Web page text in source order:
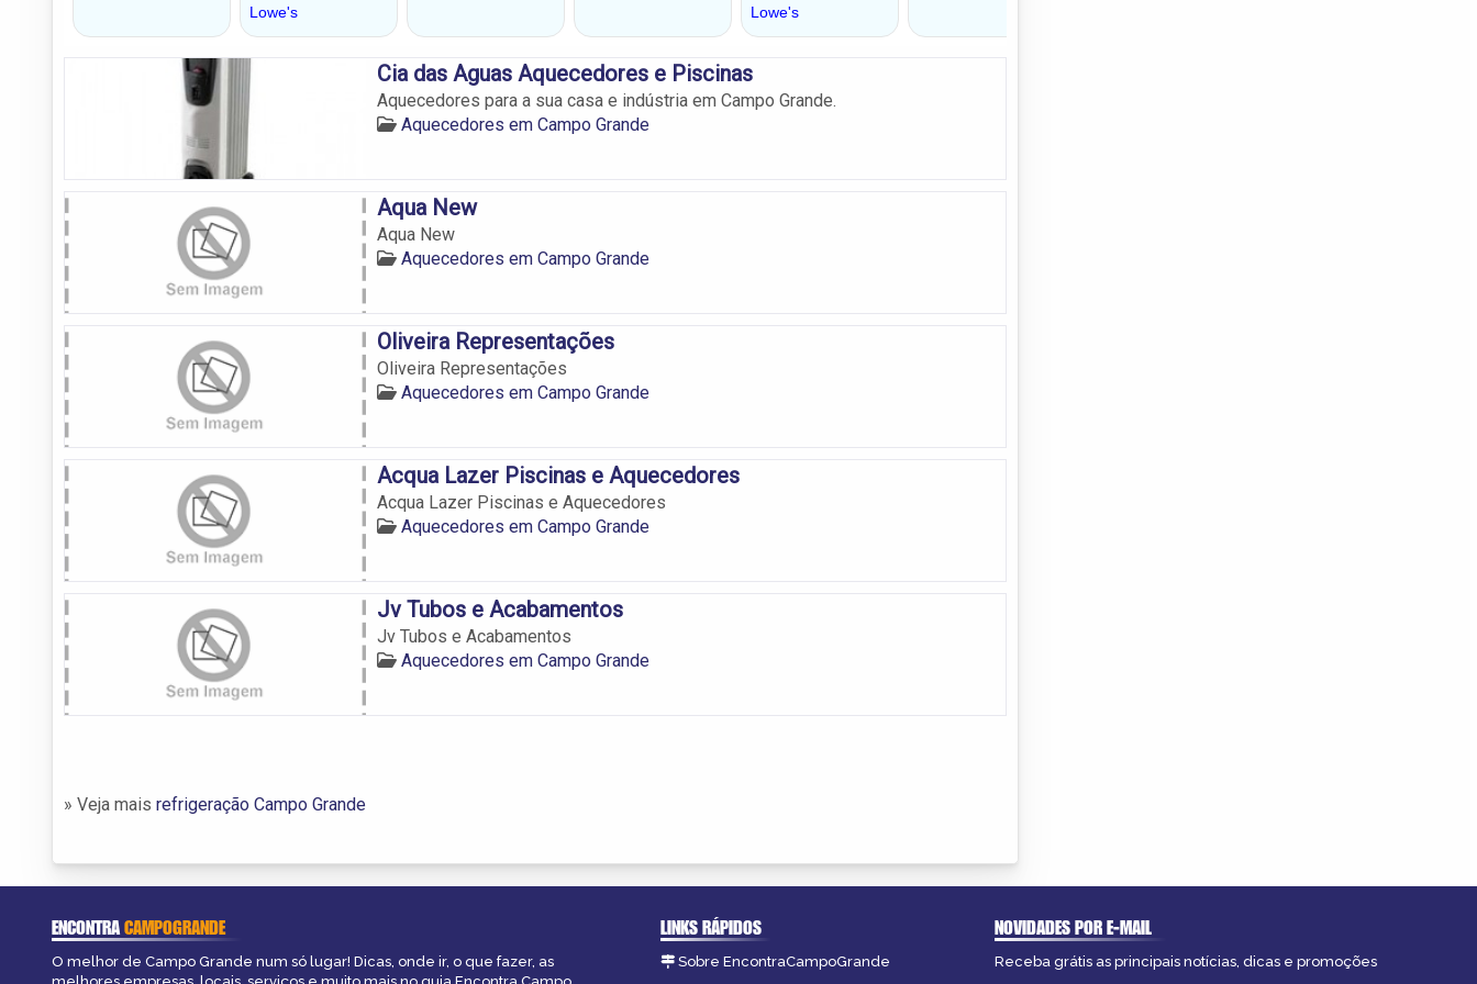
Cia das Aguas Aquecedores e Piscinas
Aquecedores para a sua casa e indústria em Campo Grande.
Aquecedores em Campo Grande
Aqua New
Aqua New
Aquecedores em Campo Grande
Oliveira Representações
Oliveira Representações
Aquecedores em Campo Grande
Acqua Lazer Piscinas e Aquecedores
Acqua Lazer Piscinas e Aquecedores
Aquecedores em Campo Grande
Jv Tubos e Acabamentos
Jv Tubos e Acabamentos
Aquecedores em Campo Grande
» Veja mais refrigeração Campo Grande
ENCONTRACAMPOGRANDE
O melhor de Campo Grande num só lugar! Dicas, onde ir, o que fazer, as
LINKS RÁPIDOS
Sobre EncontraCampoGrande
NOVIDADES POR E-MAIL
Receba grátis as principais notícias, dicas e promoções